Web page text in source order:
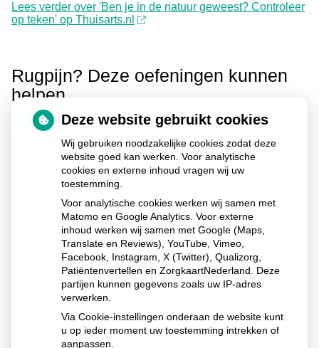
Lees verder over 'Ben je in de natuur geweest? Controleer
op teken' op Thuisarts.nl
Rugpijn? Deze oefeningen kunnen
helpen
Publicatiedatum:07-04-2026
Je rug wordt soepeler en bewegen gaat makkelijker.
Lees verder over 'Rugpijn? Deze oefeningen kunnen
helpen' op Thuisarts.nl
Deze website gebruikt cookies
Wij gebruiken noodzakelijke cookies zodat deze
website goed kan werken. Voor analytische
cookies en externe inhoud vragen wij uw
toestemming.
Voor analytische cookies werken wij samen met
Matomo en Google Analytics. Voor externe
inhoud werken wij samen met Google (Maps,
Translate en Reviews), YouTube, Vimeo,
Facebook, Instagram, X (Twitter), Qualizorg,
Patiëntenvertellen en ZorgkaartNederland. Deze
partijen kunnen gegevens zoals uw IP-adres
verwerken.
Via Cookie-instellingen onderaan de website kunt
u op ieder moment uw toestemming intrekken of
aanpassen.